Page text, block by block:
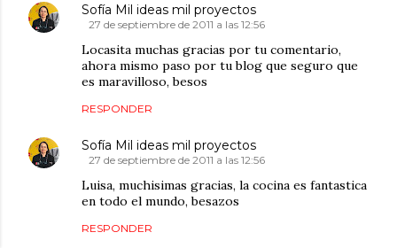
Sofía Mil ideas mil proyectos
27 de septiembre de 2011 a las 12:56
Locasita muchas gracias por tu comentario,
ahora mismo paso por tu blog que seguro que
es maravilloso, besos
RESPONDER
Sofía Mil ideas mil proyectos
27 de septiembre de 2011 a las 12:56
Luisa, muchisimas gracias, la cocina es fantastica
en todo el mundo, besazos
RESPONDER